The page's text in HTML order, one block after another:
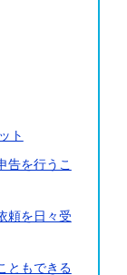
ト
告を行うこ
頼を日々受
ともできる